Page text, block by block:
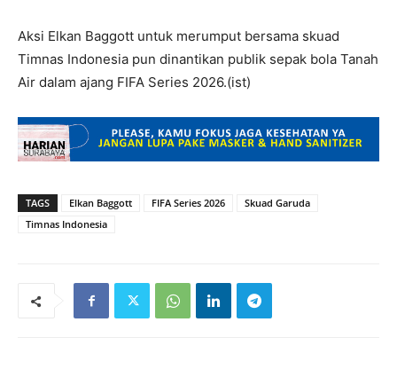
Aksi Elkan Baggott untuk merumput bersama skuad
Timnas Indonesia pun dinantikan publik sepak bola Tanah
Air dalam ajang FIFA Series 2026.(ist)
TAGS Elkan Baggott FIFA Series 2026
Skuad Garuda
Timnas Indonesia